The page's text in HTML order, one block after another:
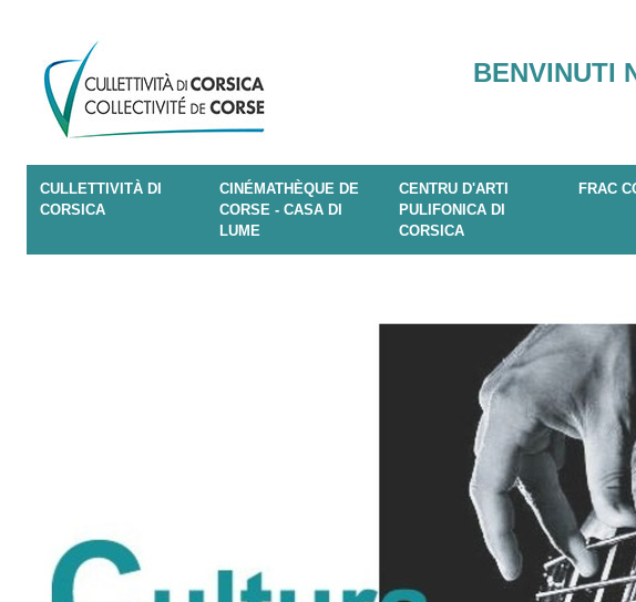
BENVINUTI
CULLETTIVITÀ DI
CORSICA
CINÉMATHÈQUE DE
CORSE - CASA DI
LUME
CENTRU D'ARTI
PULIFONICA DI
CORSICA
FRAC